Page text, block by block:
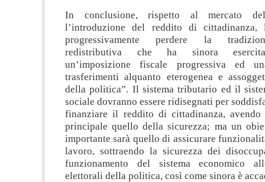
In conclusione, rispetto al mercato
l’introduzione del reddito di cittadinanza,
progressivamente perdere la
redistributiva che ha sinora
un’imposizione fiscale progressiva ed
trasferimenti alquanto eterogenea e
della politica”. Il sistema tributario ed il
sociale dovranno essere ridisegnati per
finanziare il reddito di cittadinanza, avendo
principale quello della sicurezza; ma un
importante sarà quello di assicurare
lavoro, sottraendo la sicurezza dei
funzionamento del sistema economico
elettorali della politica, così come sinora è